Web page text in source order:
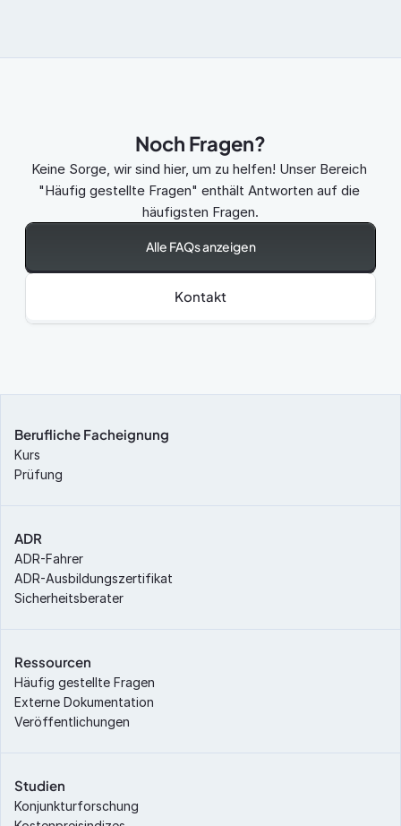
Noch Fragen?
Keine Sorge, wir sind hier, um zu helfen! Unser Bereich
"Häufig gestellte Fragen" enthält Antworten auf die
häufigsten Fragen.
Alle FAQs anzeigen
Kontakt
Berufliche Facheignung
Kurs
Prüfung
ADR
ADR-Fahrer
ADR-Ausbildungszertifikat
Sicherheitsberater
Ressourcen
Häufig gestellte Fragen
Externe Dokumentation
Veröffentlichungen
Studien
Konjunkturforschung